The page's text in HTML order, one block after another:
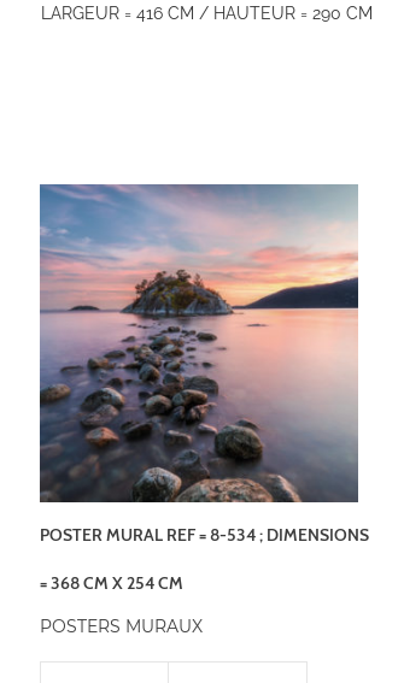
LARGEUR = 416 CM / HAUTEUR = 290 CM
POSTER MURAL REF = 8-534 ; DIMENSIONS
= 368 CM X 254 CM
POSTERS MURAUX